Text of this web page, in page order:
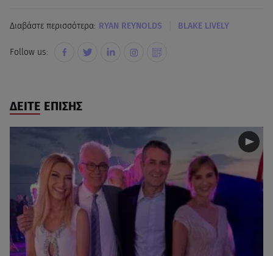
Διαβάστε περισσότερα: RYAN REYNOLDS BLAKE LIVELY
Follow us:
ΔΕΙΤΕ ΕΠΙΣΗΣ